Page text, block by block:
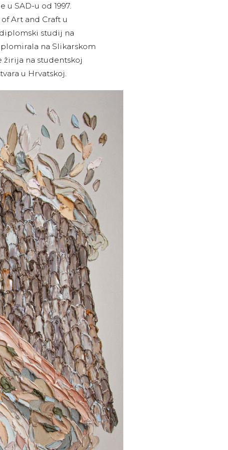
SAD-u od 1997.
Art and Craft u
studij na
na Slikarskom
žirija na studentskoj
u Hrvatskoj.